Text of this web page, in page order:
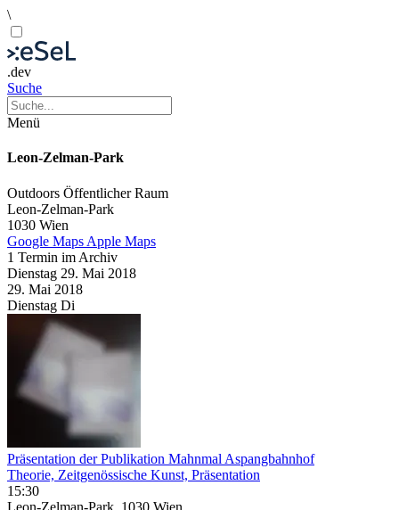
\
.dev
Suche
Menü
Leon-Zelman-Park
Outdoors Öffentlicher Raum
Leon-Zelman-Park
1030 Wien
Google Maps Apple Maps
1 Termin im Archiv
Dienstag 29. Mai 2018
29. Mai 2018
Dienstag Di
Präsentation der Publikation Mahnmal Aspangbahnhof
Theorie, Zeitgenössische Kunst, Präsentation
15:30
Leon-Zelman-Park, 1030 Wien